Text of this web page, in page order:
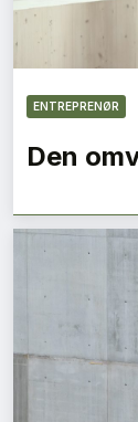
ENTREPRENØR
Den